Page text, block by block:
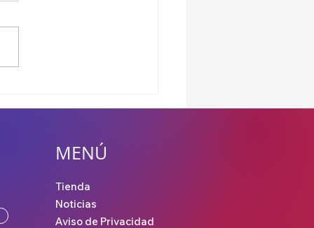
¡Ya tenemos el
MENÚ
Tienda
Noticias
Aviso de Privacidad